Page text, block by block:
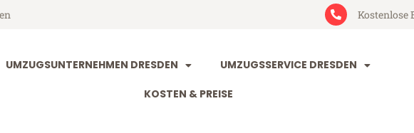
Kostenlose
UMZUGSUNTERNEHMEN DRESDEN UMZUGSSERVICE DRESDEN
KOSTEN & PREISE